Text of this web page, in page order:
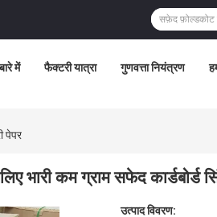
में फैक्टरी यात्रा गुणवत्ता नियंत्रण
पेपर
भारी कम ग्राम सफेद कार्डबोर्ड
उत्पाद विवरण: